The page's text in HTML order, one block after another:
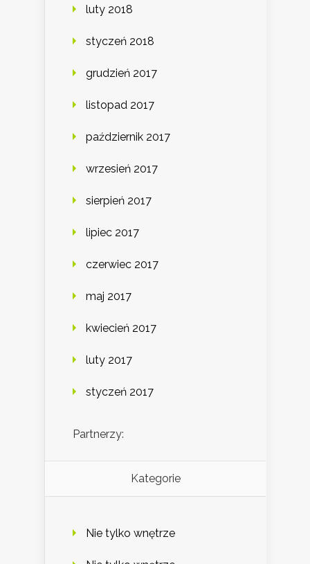
luty 2018
styczeń 2018
grudzień 2017
listopad 2017
październik 2017
wrzesień 2017
sierpień 2017
lipiec 2017
czerwiec 2017
maj 2017
kwiecień 2017
luty 2017
styczeń 2017
Partnerzy:
Kategorie
Nie tylko wnętrze